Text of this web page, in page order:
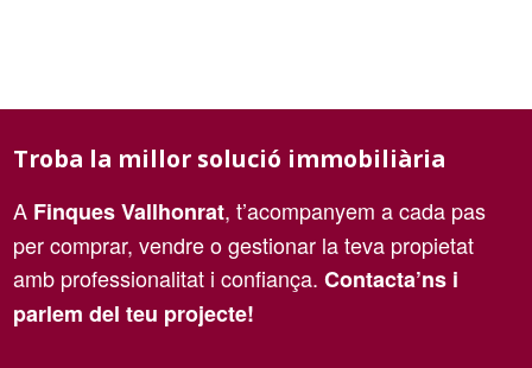
Troba la millor solució immobiliària
A Finques Vallhonrat, t’acompanyem a cada pas
per comprar, vendre o gestionar la teva propietat
amb professionalitat i confiança.Contacta’ns i
parlem del teu projecte!